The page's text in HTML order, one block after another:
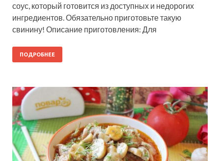
соус, который готовится из доступных и недорогих
ингредиентов. Обязательно приготовьте такую
свинину! Описание приготовления: Для
ПОДРОБНЕЕ